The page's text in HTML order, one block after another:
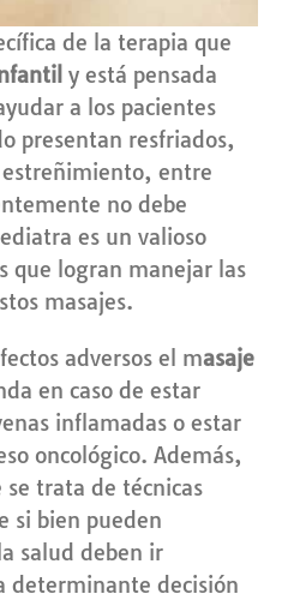
de la terapia que
y está pensada
a los pacientes
presentan resfriados,
entre
no debe
es un valioso
que logran manejar las
masajes.
adversos el masaje
en caso de estar
inflamadas o estar
oncológico. Además,
se trata de técnicas
si bien pueden
salud deben ir
determinante decisión